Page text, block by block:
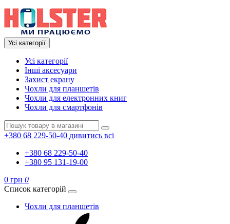
Усі категорії
Усі категорії
Інші аксесуари
Захист екрану
Чохли для планшетів
Чохли для електронних книг
Чохли для смартфонів
+380 68 229-50-40 дивитись всі
+380 68 229-50-40
+380 95 131-19-00
0 грн 0
Список категорій
Чохли для планшетів